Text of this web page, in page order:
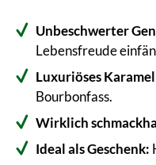
Unbeschwerter
Lebensfreude
Luxuriöses
Bourbonfass.
Wirklich
Ideal als Geschenk: